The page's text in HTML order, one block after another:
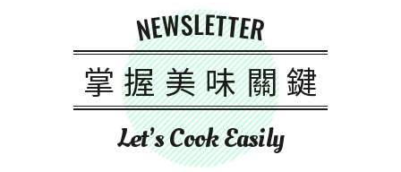
NEWSLETTER
掌握美味關鍵
Let’s Cook Easily